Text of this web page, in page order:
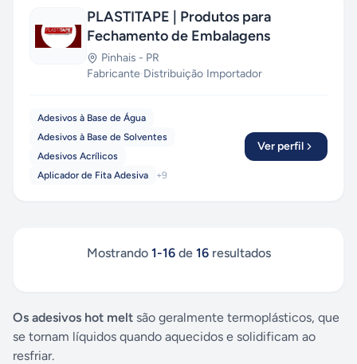
PLASTITAPE | Produtos para
Fechamento de Embalagens
Pinhais - PR
Fabricante·Distribuição·Importador
Adesivos à Base de Água
Adesivos à Base de Solventes
Adesivos Acrílicos
Aplicador de Fita Adesiva
+9
Ver perfil
Mostrando 1-16de 16resultados
Os adesivos hot melt são geralmente termoplásticos, que
se tornam líquidos quando aquecidos e solidificam ao
resfriar.